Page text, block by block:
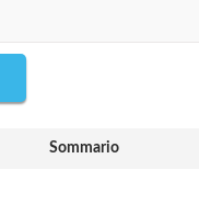
Sommario